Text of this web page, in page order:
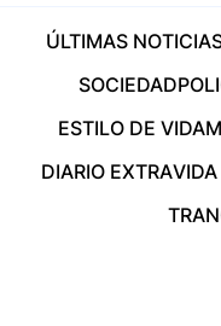
ÚLTIMAS
SOCIEDAD
ESTILO DE VIDA
DIARIO EXTRA